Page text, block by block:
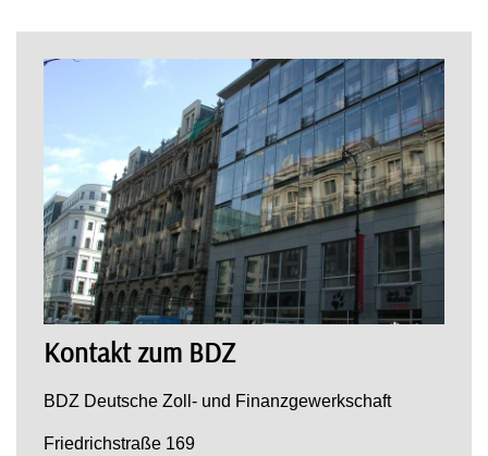
Kontakt zum BDZ
BDZ Deutsche Zoll- und Finanzgewerkschaft
Friedrichstraße 169